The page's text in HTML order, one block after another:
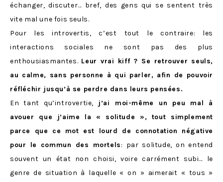
échanger, discuter… bref, des gens qui se sentent très
vite mal une fois seuls.
Pour les introvertis, c’est tout le contraire: les
interactions sociales ne sont pas des plus
enthousiasmantes. Leur vrai kiff ? Se retrouver seuls,
au calme, sans personne à qui parler, afin de pouvoir
réfléchir jusqu’à se perdre dans leurs pensées.
En tant qu’introvertie,
j’ai moi-même un peu mal à
avouer que j’aime la « solitude », tout simplement
parce que ce mot est lourd de connotation négative
pour le commun des mortels: par solitude, on entend
souvent un état non choisi, voire carrément subi… le
genre de situation à laquelle « on » aimerait « tous »